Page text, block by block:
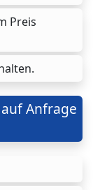
Preis
Anfrage